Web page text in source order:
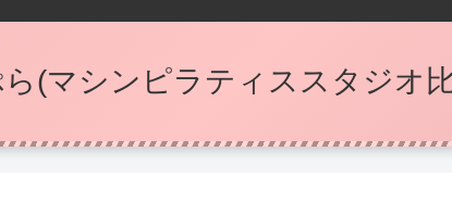
(マシンピラティススタジオ